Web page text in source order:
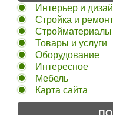
Интерьер и
Стройка и ремонт
Стройматериалы
Товары и услуги
Оборудование
Интересное
Мебель
Карта сайта